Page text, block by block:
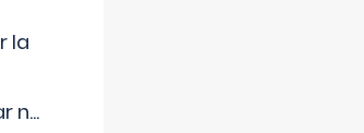
la
n...